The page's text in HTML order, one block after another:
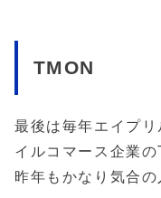
TMON
最後は毎年エイプ
イルコマース企業
昨年もかなり気合の